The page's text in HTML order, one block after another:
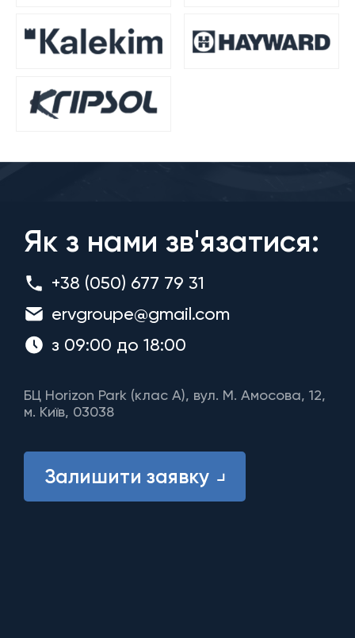
Як з нами зв'язатися:
+38 (050) 677 79 31
ervgroupe@gmail.com
з 09:00 до 18:00
БЦ Horizon Park (клас A), вул. М. Амосова, 12,
м. Київ, 03038
Залишити заявку